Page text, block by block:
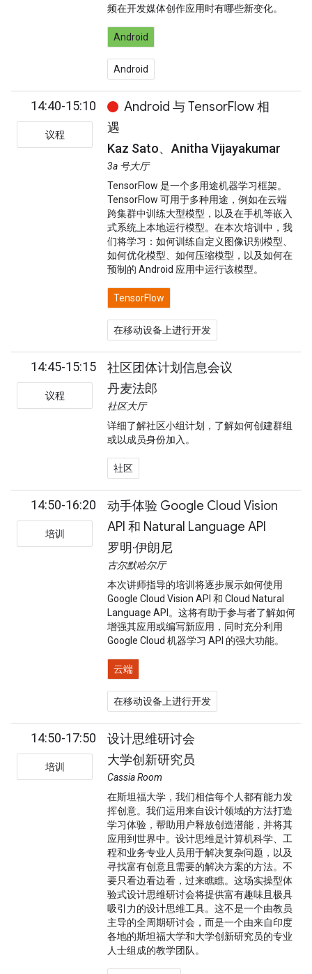
频在开发媒体创作应用时有哪些新变化。
Android
Android
14:40-15:10
议程
Android 与 TensorFlow 相
遇
Kaz Sato、Anitha Vijayakumar
3a 号大厅
TensorFlow 是一个多用途机器学习框架。
TensorFlow 可用于多种用途，例如在云端
跨集群中训练大型模型，以及在手机等嵌入
式系统上本地运行模型。在本次培训中，我
们将学习：如何训练自定义图像识别模型、
如何优化模型、如何压缩模型，以及如何在
预制的 Android 应用中运行该模型。
TensorFlow
在移动设备上进行开发
14:45-15:15
议程
社区团体计划信息会议
丹麦法郎
社区大厅
详细了解社区小组计划，了解如何创建群组
或以成员身份加入。
社区
14:50-16:20
培训
动手体验 Google Cloud Vision
API 和 Natural Language API
罗明·伊朗尼
古尔默哈尔厅
本次讲师指导的培训将逐步展示如何使用
Google Cloud Vision API 和 Cloud Natural
Language API。这将有助于参与者了解如何
增强其应用或编写新应用，同时充分利用
Google Cloud 机器学习 API 的强大功能。
云端
在移动设备上进行开发
14:50-17:50
培训
设计思维研讨会
大学创新研究员
Cassia Room
在斯坦福大学，我们相信每个人都有能力发
挥创意。我们运用来自设计领域的方法打造
学习体验，帮助用户释放创造潜能，并将其
应用到世界中。设计思维是计算机科学、工
程和业务专业人员用于解决复杂问题，以及
寻找富有创意且需要的解决方案的方法。不
要只看边看边看，过来瞧瞧。这场实操型体
验式设计思维研讨会将提供富有趣味且极具
吸引力的设计思维工具。这不是一个由教员
主导的全周期研讨会，而是一个由来自印度
各地的斯坦福大学和大学创新研究员的专业
人士组成的教学团队。